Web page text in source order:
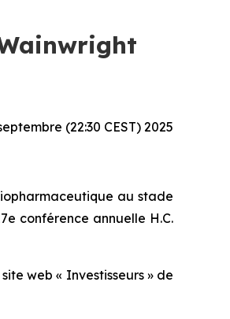
(22:30 CEST) 2025
au stade
conférence annuelle H.C.
web « Investisseurs » de